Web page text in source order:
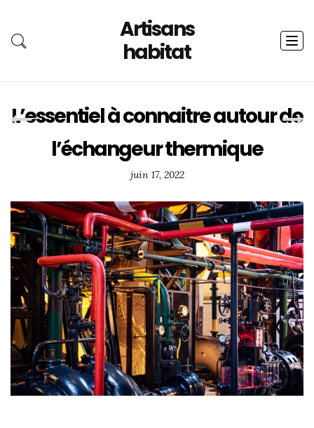
Artisans
habitat
L’essentiel à connaitre autour de
l’échangeur thermique
juin 17, 2022